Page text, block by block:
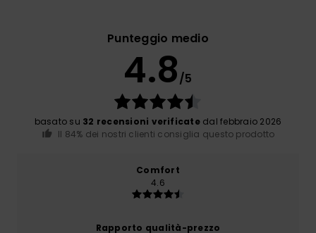
Punteggio medio
4.8/5
basato su 32 recensioni verificatedal febbraio 2026
Il 84% dei nostri clienti consiglia questo prodotto
Comfort
4.6
Rapporto qualità-prezzo